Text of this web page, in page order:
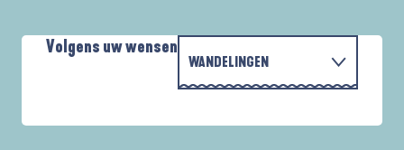
Volgens uw wensen
WANDELINGEN